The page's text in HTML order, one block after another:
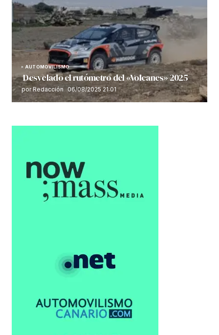
AUTOMOVILISMO
Desvelado el rutómetro del «Volcanes» 2025
por Redacción 06/08/2025 21:01